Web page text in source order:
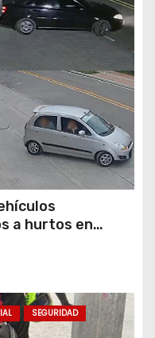
a hurtos en
Zipaquirá
SEGURIDAD